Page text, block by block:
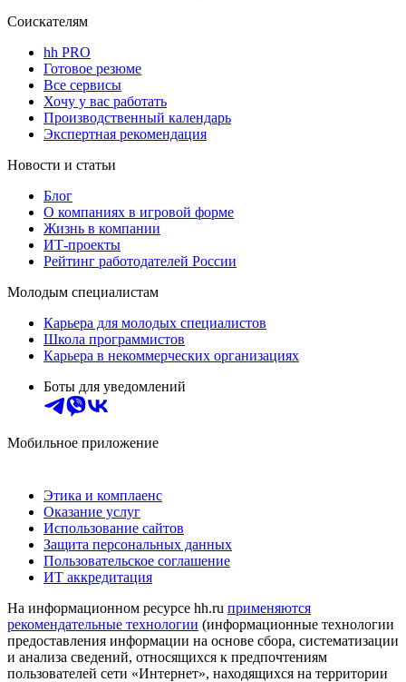
Соискателям
hh PRO
Готовое резюме
Все сервисы
Хочу у вас работать
Производственный календарь
Экспертная рекомендация
Новости и статьи
Блог
О компаниях в игровой форме
Жизнь в компании
ИТ-проекты
Рейтинг работодателей России
Молодым специалистам
Карьера для молодых специалистов
Школа программистов
Карьера в некоммерческих организациях
Боты для уведомлений
Мобильное приложение
Этика и комплаенс
Оказание услуг
Использование сайтов
Защита персональных данных
Пользовательское соглашение
ИТ аккредитация
На информационном ресурсе hh.ru применяются
рекомендательные технологии (информационные технологии
предоставления информации на основе сбора, систематизации
и анализа сведений, относящихся к предпочтениям
пользователей сети «Интернет», находящихся на территории